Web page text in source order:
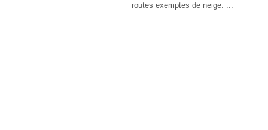
routes exemptes de neige. ...